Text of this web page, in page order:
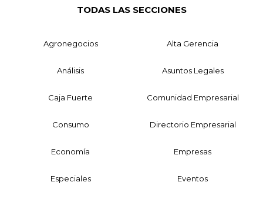
TODAS LAS SECCIONES
Agronegocios Alta Gerencia
Análisis Asuntos Legales
Caja Fuerte Comunidad Empresarial
Consumo Directorio Empresarial
Economía Empresas
Especiales Eventos